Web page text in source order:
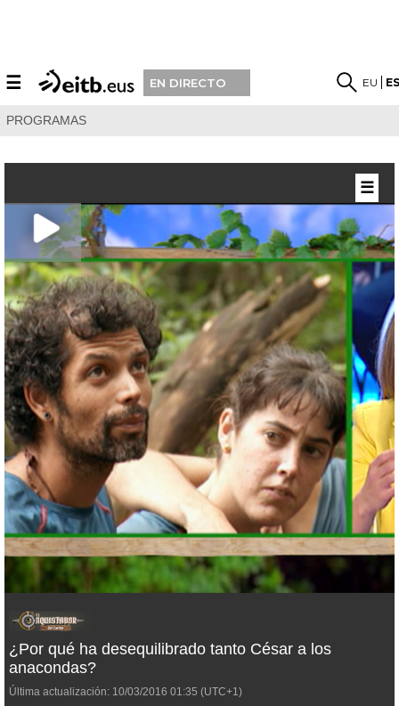
☰ EN DIRECTO EU
PROGRAMAS
¿Por qué ha desequilibrado tanto César a los
anacondas?
Última actualización: 10/03/2016 01:35 (UTC+1)
☰